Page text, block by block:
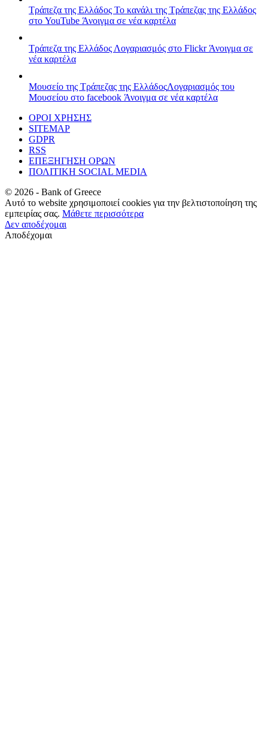
Τράπεζα της Ελλάδος Το κανάλι της Τράπεζας της Ελλάδος
στο YouTube Άνοιγμα σε νέα καρτέλα
Τράπεζα της Ελλάδος Λογαριασμός στο FlickrΆνοιγμα σε
νέα καρτέλα
Μουσείο της Τράπεζας της ΕλλάδοςΛογαριασμός του
Μουσείου στο facebook Άνοιγμα σε νέα καρτέλα
ΟΡΟΙ ΧΡΗΣΗΣ
SITEMAP
GDPR
RSS
ΕΠΕΞΗΓΗΣΗ ΟΡΩΝ
ΠΟΛΙΤΙΚΗ SOCIAL MEDIA
© 2026 - Bank of Greece
Αυτό το website χρησιμοποιεί cookies για την βελτιστοποίηση της
εμπειρίας σας. Μάθετε περισσότερα
Δεν αποδέχομαι
Αποδέχομαι